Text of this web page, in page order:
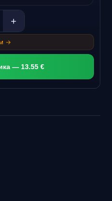
+
→
— 13.55 €